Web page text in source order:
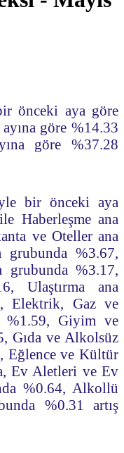
önceki aya göre
göre %14.33
göre %37.28
bir önceki aya
Haberleşme ana
ve Oteller ana
grubunda %3.67,
%3.17,
Ulaştırma ana
Elektrik, Gaz ve
%1.59, Giyim ve
Gıda ve Alkolsüz
Eğlence ve Kültür
Ev Aletleri ve Ev
%0.64, Alkollü
%0.31 artış